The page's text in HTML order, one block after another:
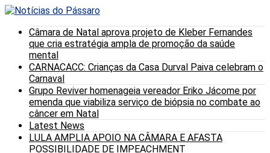
Câmara de Natal aprova projeto de Kleber Fernandes
que cria estratégia ampla de promoção da saúde
mental
CARNACACC: Crianças da Casa Durval Paiva celebram o
Carnaval
Grupo Reviver homenageia vereador Eriko Jácome por
emenda que viabiliza serviço de biópsia no combate ao
câncer em Natal
Latest News
LULA AMPLIA APOIO NA CÂMARA E AFASTA
POSSIBILIDADE DE IMPEACHMENT